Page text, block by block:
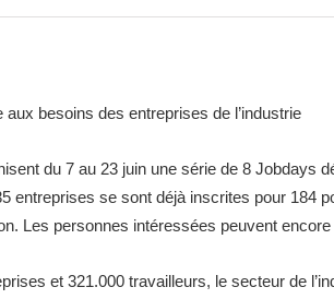
besoins des entreprises de l’industrie
du 7 au 23 juin une série de 8 Jobdays
entreprises se sont déjà inscrites pour 184
Les personnes intéressées peuvent
et 321.000 travailleurs, le secteur de